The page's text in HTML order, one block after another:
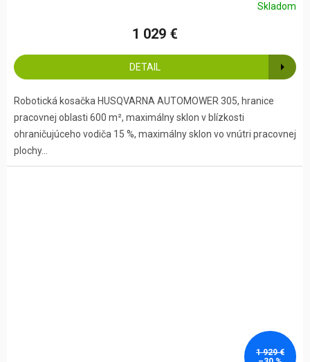
Skladom
1 029 €
DETAIL
Robotická kosačka HUSQVARNA AUTOMOWER 305, hranice
pracovnej oblasti 600 m², maximálny sklon v blízkosti
ohraničujúceho vodiča 15 %, maximálny sklon vo vnútri pracovnej
plochy...
1 929 €